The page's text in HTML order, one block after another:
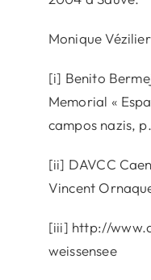
Monique Vézilier
[i] Benito
Memorial «
campos nazis, p.
[ii] DAVCC
Vincent
[iii] http://
weissensee